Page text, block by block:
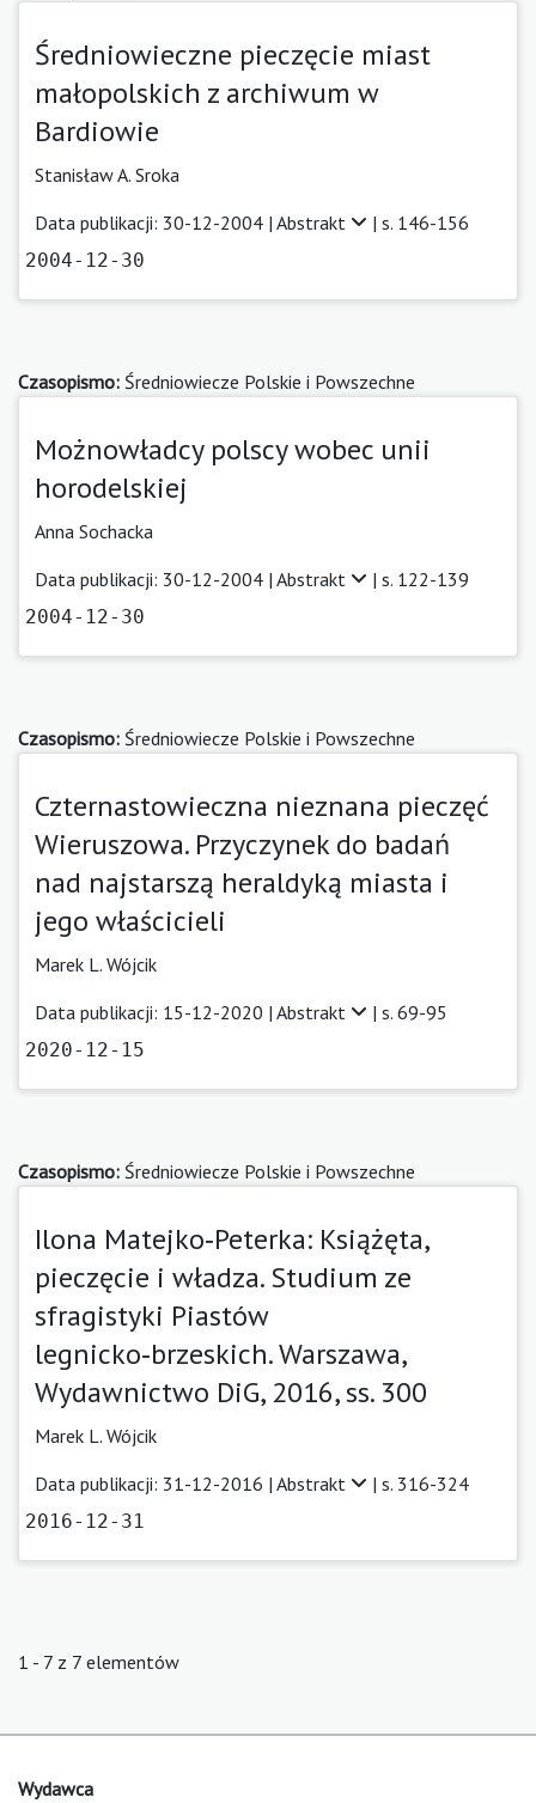
Średniowieczne pieczęcie miast
małopolskich z archiwum w
Bardiowie
Stanisław A. Sroka
Data publikacji: 30-12-2004 | Abstrakt | s. 146-156
2004-12-30
Czasopismo: Średniowiecze Polskie i Powszechne
Możnowładcy polscy wobec unii
horodelskiej
Anna Sochacka
Data publikacji: 30-12-2004 | Abstrakt | s. 122-139
2004-12-30
Czasopismo: Średniowiecze Polskie i Powszechne
Czternastowieczna nieznana pieczęć
Wieruszowa. Przyczynek do badań
nad najstarszą heraldyką miasta i
jego właścicieli
Marek L. Wójcik
Data publikacji: 15-12-2020 | Abstrakt | s. 69-95
2020-12-15
Czasopismo: Średniowiecze Polskie i Powszechne
Ilona Matejko‑Peterka: Książęta,
pieczęcie i władza. Studium ze
sfragistyki Piastów
legnicko‑brzeskich. Warszawa,
Wydawnictwo DiG, 2016, ss. 300
Marek L. Wójcik
Data publikacji: 31-12-2016 | Abstrakt | s. 316-324
2016-12-31
1 - 7 z 7 elementów
Wydawca